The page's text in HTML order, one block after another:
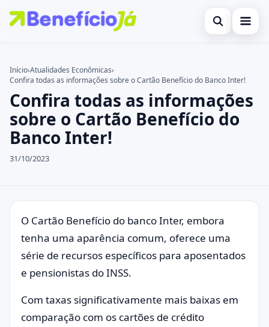
Abrir busca
Cartões de Crédito
Benefícios
Atualidades Econômicas
Legal
Buscar no site
Buscar por:
Pressione Enter para buscar ou ESC para fechar.
Início›Atualidades Econômicas›
Confira todas as informações sobre o Cartão Benefício do Banco Inter!
Confira todas as informações
sobre o Cartão Benefício do
Banco Inter!
31/10/2023
O Cartão Benefício do banco Inter, embora
tenha uma aparência comum, oferece uma
série de recursos específicos para aposentados
e pensionistas do INSS.
Com taxas significativamente mais baixas em
comparação com os cartões de crédito